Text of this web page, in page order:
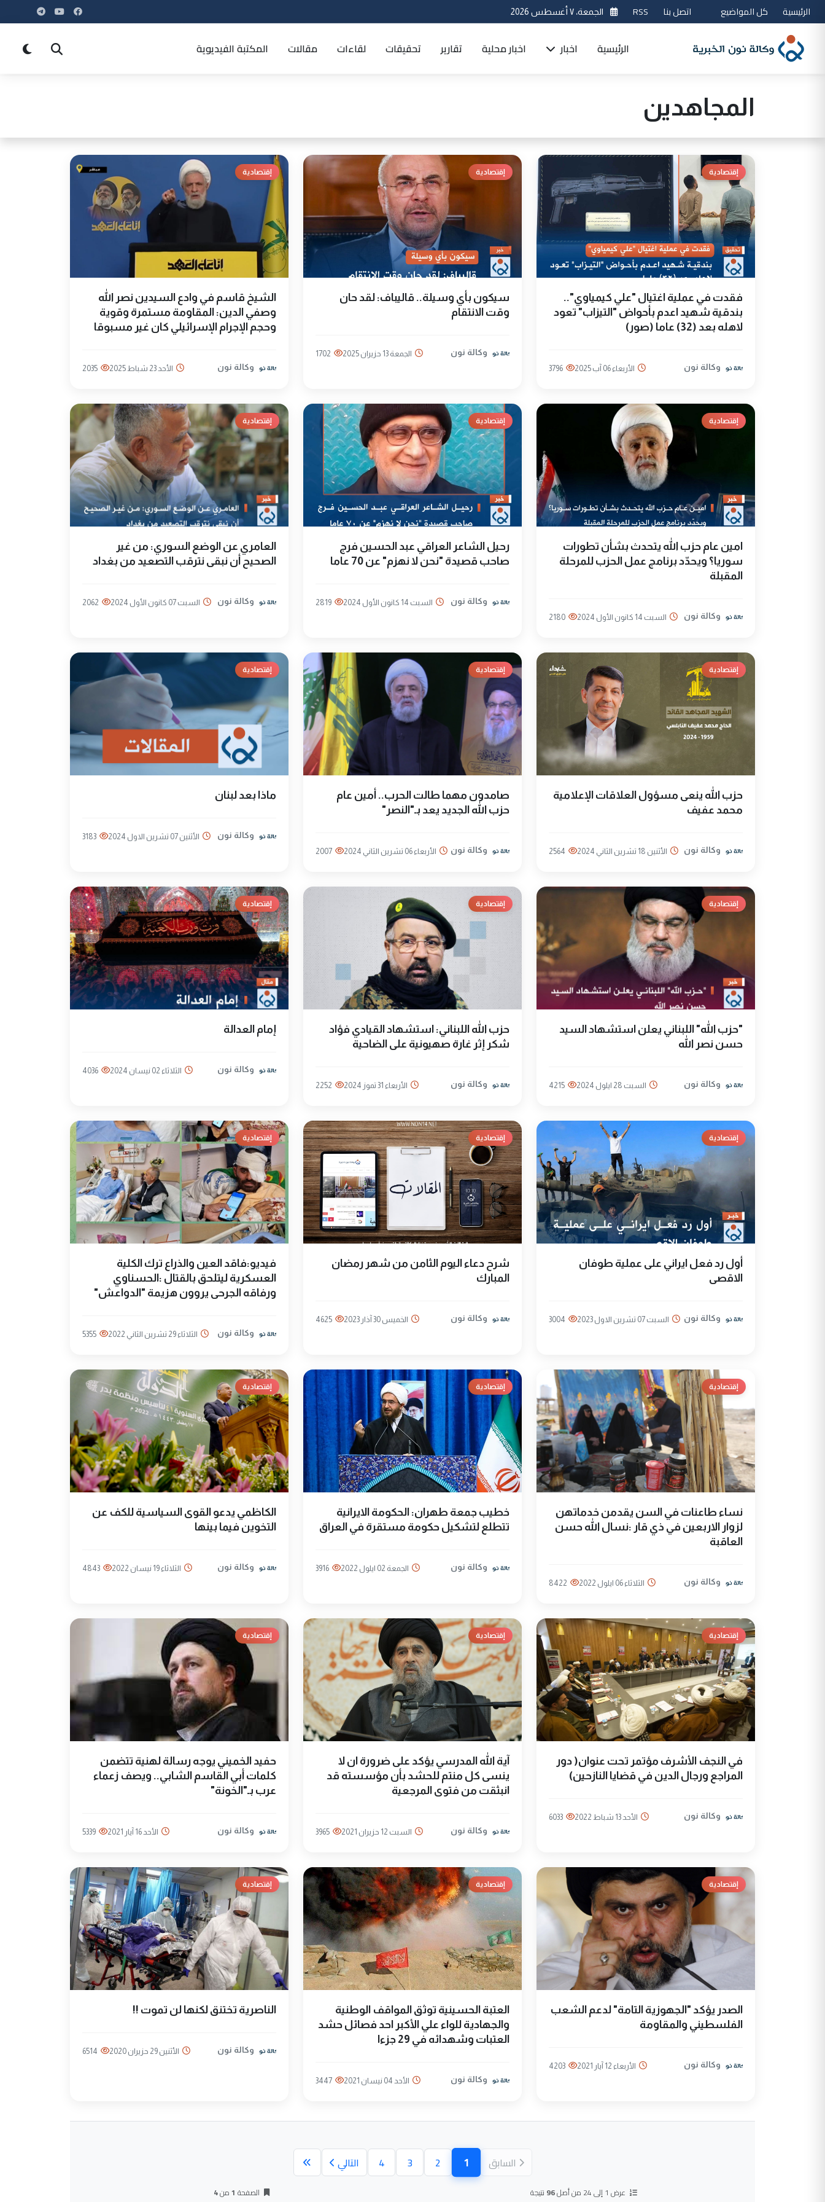
الرئيسية كل المواضيع اتصل بنا RSS الجمعة، ٧ أغسطس 2026
الرئيسية اخبار اخبار محلية تقارير تحقيقات لقاءات مقالات المكتبة الفيديوية
المجاهدين
إقتصادية
فقدت في عملية اغتيال "علي كيمياوي"..
بندقية شهيد اعدم بأحواض "التيزاب" تعود
لاهله بعد (32) عاما (صور)
وكالة نون الأربعاء 06 آب 2025 3796
إقتصادية
سيكون بأي وسيلة.. قاليباف: لقد حان
وقت الانتقام
وكالة نون الجمعة 13 حزيران 2025 1702
إقتصادية
الشيخ قاسم في وادع السيدين نصر الله
وصفي الدين: المقاومة مستمرة وقوية
وحجم الإجرام الإسرائيلي كان غير مسبوقا
وكالة نون الأحد 23 شباط 2025 2035
إقتصادية
امين عام حزب الله يتحدث بشأن تطورات
سوريا؟ ويحدّد برنامج عمل الحزب للمرحلة
المقبلة
وكالة نون السبت 14 كانون الأول 2024 2180
إقتصادية
رحيل الشاعر العراقي عبد الحسين فرج
صاحب قصيدة "نحن لا نهزم" عن 70 عاما
وكالة نون السبت 14 كانون الأول 2024 2819
إقتصادية
العامري عن الوضع السوري: من غير
الصحيح أن نبقى نترقب التصعيد من بغداد
وكالة نون السبت 07 كانون الأول 2024 2062
إقتصادية
حزب الله ينعى مسؤول العلاقات الإعلامية
محمد عفيف
وكالة نون الأثنين 18 تشرين الثاني 2024 2564
إقتصادية
صامدون مهما طالت الحرب.. أمين عام
حزب الله الجديد يعد بـ"النصر"
وكالة نون الأربعاء 06 تشرين الثاني 2024 2007
إقتصادية
ماذا بعد لبنان
وكالة نون الأثنين 07 تشرين الاول 2024 3183
إقتصادية
"حزب الله" اللبناني يعلن استشهاد السيد
حسن نصر الله
وكالة نون السبت 28 ايلول 2024 4215
إقتصادية
حزب الله اللبناني: استشهاد القيادي فؤاد
شكر إثر غارة صهيونية على الضاحية
وكالة نون الأربعاء 31 تموز 2024 2252
إقتصادية
إمام العدالة
وكالة نون الثلاثاء 02 نيسان 2024 4036
إقتصادية
‏أول رد فعل ايراني على عملية طوفان
الاقصى
وكالة نون السبت 07 تشرين الاول 2023 3004
إقتصادية
شرح دعاء اليوم الثامن من شهر رمضان
المبارك
وكالة نون الخميس 30 آذار 2023 4625
إقتصادية
فيديو:فاقد العين والذراع ترك الكلية
العسكرية ليتلحق بالقتال :الحسناوي
ورفاقه الجرحى يروون هزيمة "الدواعش"
وكالة نون الثلاثاء 29 تشرين الثاني 2022 5355
إقتصادية
نساء طاعنات في السن يقدمن خدماتهن
لزوار الاربعين في ذي قار :نسال الله حسن
العاقبة
وكالة نون الثلاثاء 06 ايلول 2022 8422
إقتصادية
خطيب جمعة طهران: الحكومة الايرانية
تتطلع لتشكيل حكومة مستقرة في العراق
وكالة نون الجمعة 02 ايلول 2022 3916
إقتصادية
الكاظمي يدعو القوى السياسية للكف عن
التخوين فيما بينها
وكالة نون الثلاثاء 19 نيسان 2022 4843
إقتصادية
في النجف الأشرف مؤتمر تحت عنوان( دور
المراجع ورجال الدين في قضايا النازحين)
وكالة نون الأحد 13 شباط 2022 6033
إقتصادية
آية الله المدرسي يؤكد على ضرورة ان لا
ينسى كل منتم للحشد بأن مؤسسته قد
انبثقت من فتوى المرجعية
وكالة نون السبت 12 حزيران 2021 3965
إقتصادية
حفيد الخميني يوجه رسالة لهنية تتضمن
كلمات أبي القاسم الشابي.. ويصف زعماء
عرب بـ"الخونة"
وكالة نون الأحد 16 آيار 2021 5339
إقتصادية
الصدر يؤكد "الجهوزية التامة" لدعم الشعب
الفلسطيني والمقاومة
وكالة نون الأربعاء 12 آيار 2021 4203
إقتصادية
العتبة الحسينية توثق المواقف الوطنية
والجهادية للواء علي الأكبر احد فصائل حشد
العتبات وشهدائه في 29 جزءا
وكالة نون الأحد 04 نيسان 2021 3447
إقتصادية
الناصرية تختنق لكنها لن تموت !!
وكالة نون الأثنين 29 حزيران 2020 6514
السابق 1(الصفحة الحالية)
2
3
4 التالي
عرض 1 إلى 24 من أصل 96 نتيجة الصفحة 1من4